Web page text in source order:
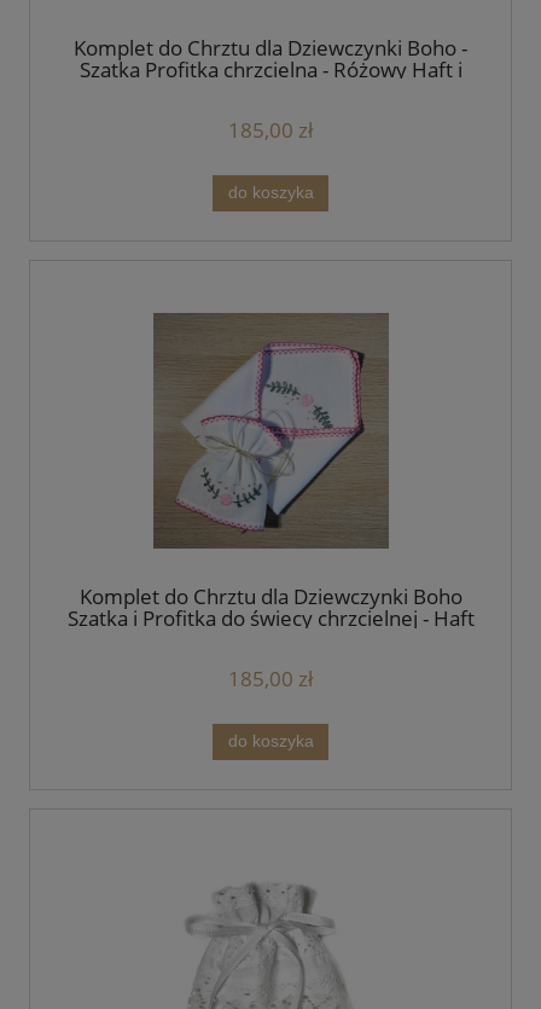
Komplet do Chrztu dla Dziewczynki Boho -
Szatka Profitka chrzcielna - Różowy Haft i
185,00 zł
do koszyka
Komplet do Chrztu dla Dziewczynki Boho
Szatka i Profitka do świecy chrzcielnej - Haft
185,00 zł
do koszyka